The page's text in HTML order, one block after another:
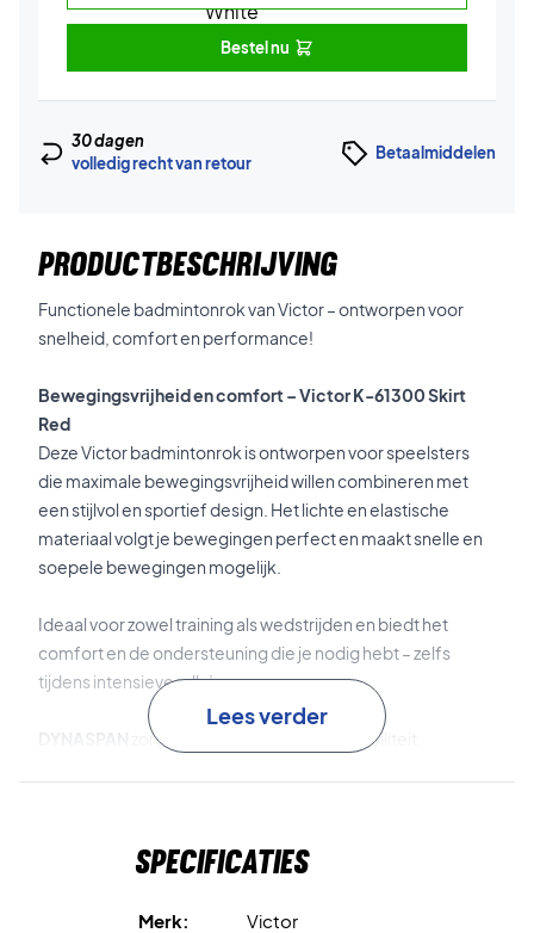
Bestel nu
30 dagen
volledig recht van retour
Betaalmiddelen
PRODUCTBESCHRIJVING
Functionele badmintonrok van Victor – ontworpen voor
snelheid, comfort en performance!
Bewegingsvrijheid en comfort – Victor K-61300 Skirt
Red
Deze Victor badmintonrok is ontworpen voor speelsters
die maximale bewegingsvrijheid willen combineren met
een stijlvol en sportief design. Het lichte en elastische
materiaal volgt je bewegingen perfect en maakt snelle en
soepele bewegingen mogelijk.
Ideaal voor zowel training als wedstrijden en biedt het
comfort en de ondersteuning die je nodig hebt – zelfs
tijdens intensieve rally’s.
zorgt voor extra stretch en flexibiliteit.
ondersteuning.
Lees verder
Specificaties
Merk:
Victor